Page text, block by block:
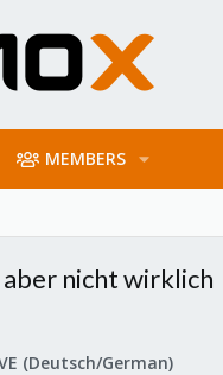
MEMBERS
nicht wirklich
(Deutsch/German)